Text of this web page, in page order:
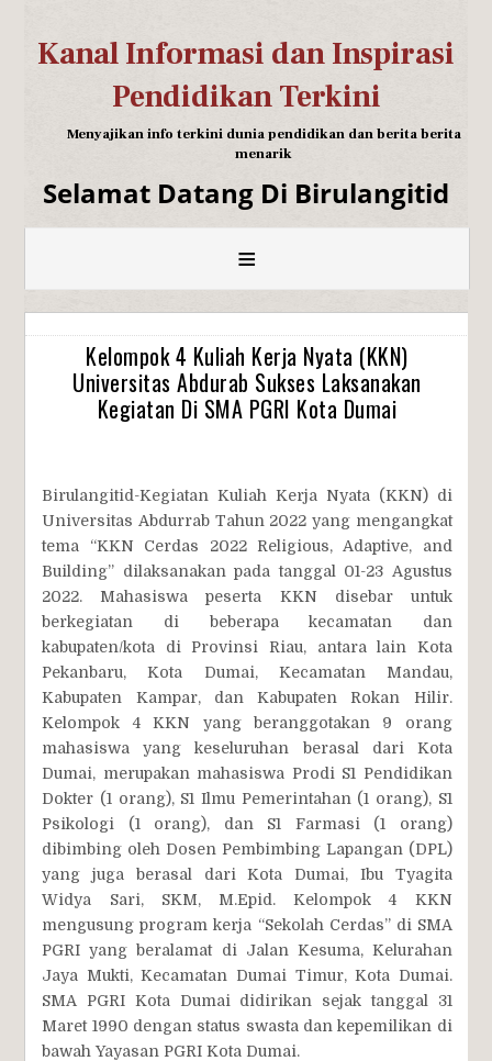
Kanal Informasi dan Inspirasi
Pendidikan Terkini
Menyajikan info terkini dunia pendidikan dan berita berita
menarik
Selamat Datang Di Birulangitid
≡
Kelompok 4 Kuliah Kerja Nyata (KKN)
Universitas Abdurab Sukses Laksanakan
Kegiatan Di SMA PGRI Kota Dumai
Birulangitid-Kegiatan Kuliah Kerja Nyata (KKN) di
Universitas Abdurrab Tahun 2022 yang mengangkat
tema “KKN Cerdas 2022 Religious, Adaptive, and
Building” dilaksanakan pada tanggal 01-23 Agustus
2022. Mahasiswa peserta KKN disebar untuk
berkegiatan di beberapa kecamatan dan
kabupaten/kota di Provinsi Riau, antara lain Kota
Pekanbaru, Kota Dumai, Kecamatan Mandau,
Kabupaten Kampar, dan Kabupaten Rokan Hilir.
Kelompok 4 KKN yang beranggotakan 9 orang
mahasiswa yang keseluruhan berasal dari Kota
Dumai, merupakan mahasiswa Prodi S1 Pendidikan
Dokter (1 orang), S1 Ilmu Pemerintahan (1 orang), S1
Psikologi (1 orang), dan S1 Farmasi (1 orang)
dibimbing oleh Dosen Pembimbing Lapangan (DPL)
yang juga berasal dari Kota Dumai, Ibu Tyagita
Widya Sari, SKM, M.Epid. Kelompok 4 KKN
mengusung program kerja “Sekolah Cerdas” di SMA
PGRI yang beralamat di Jalan Kesuma, Kelurahan
Jaya Mukti, Kecamatan Dumai Timur, Kota Dumai.
SMA PGRI Kota Dumai didirikan sejak tanggal 31
Maret 1990 dengan status swasta dan kepemilikan di
bawah Yayasan PGRI Kota Dumai.